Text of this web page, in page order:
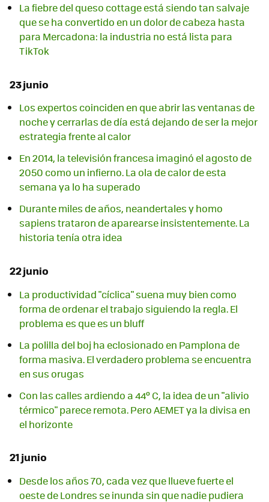
La fiebre del queso cottage está siendo tan salvaje
que se ha convertido en un dolor de cabeza hasta
para Mercadona: la industria no está lista para
TikTok
23 junio
Los expertos coinciden en que abrir las ventanas de
noche y cerrarlas de día está dejando de ser la mejor
estrategia frente al calor
En 2014, la televisión francesa imaginó el agosto de
2050 como un infierno. La ola de calor de esta
semana ya lo ha superado
Durante miles de años, neandertales y homo
sapiens trataron de aparearse insistentemente. La
historia tenía otra idea
22 junio
La productividad "cíclica" suena muy bien como
forma de ordenar el trabajo siguiendo la regla. El
problema es que es un bluff
La polilla del boj ha eclosionado en Pamplona de
forma masiva. El verdadero problema se encuentra
en sus orugas
Con las calles ardiendo a 44º C, la idea de un "alivio
térmico" parece remota. Pero AEMET ya la divisa en
el horizonte
21 junio
Desde los años 70, cada vez que llueve fuerte el
oeste de Londres se inunda sin que nadie pudiera